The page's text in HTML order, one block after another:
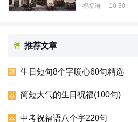
祝福语 10-30
推荐文章
荐 生日短句8个字暖心60句精选
荐 简短大气的生日祝福(100句)
荐 中考祝福语八个字220句